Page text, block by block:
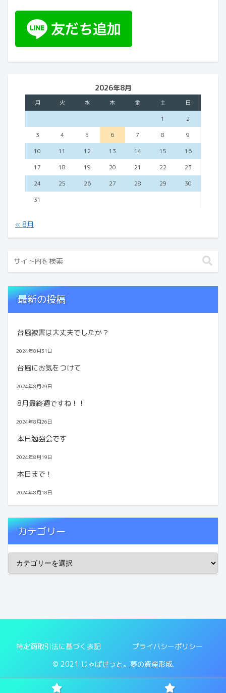
2026年8月
月 火 水 木 金 土
日
1
2
3
4 5 6 7 8
9
10
11 12 13 14 15
16
17
18 19 20 21 22
23
24
25 26 27 28 29
30
31
« 8月
最新の投稿
台風被害は大丈夫でしたか？
2024年8月31日
台風にお気をつけて
2024年8月29日
8月最終週ですね！！
2024年8月26日
本日勉強会です
2024年8月19日
本日まで！
2024年8月18日
カテゴリー
特定商取引法に基づく表記
プライバシーポリシー
© 2021 じゃぱせっと。夢の資産形成.